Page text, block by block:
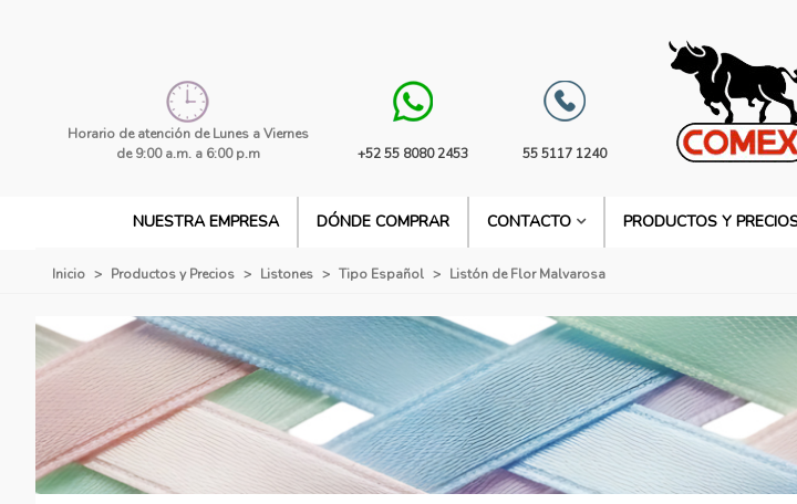
Horario de atención de Lunes a Viernes
de 9:00 a.m. a 6:00 p.m
+52 55 8080 2453 55 5117 1240
NUESTRA EMPRESA DÓNDE COMPRAR CONTACTO PRODUCTOS Y
Inicio > Productos y Precios > Listones > Tipo Español > Listón de Flor Malvarosa